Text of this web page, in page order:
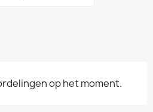
op het moment.